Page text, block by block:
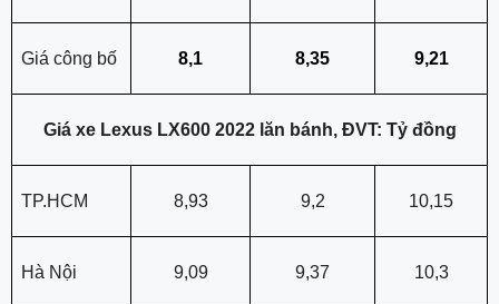
Giá công bố 8,1 8,35 9,21
Giá xe Lexus LX600 2022 lăn bánh, ĐVT: Tỷ đồng
TP.HCM 8,93 9,2 10,15
Hà Nội 9,09 9,37 10,3